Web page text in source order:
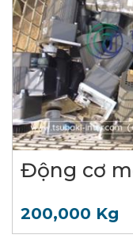
Động cơ
200,000 Kg